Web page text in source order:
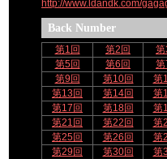
http://www.ldandk.com/
Back Number
第1回 第2回 第
第5回
第6回 第
第9回
第10回 第
第13回
第14回 第
第17回
第18回 第
第21回
第22回 第
第25回
第26回 第
第29回
第30回 第